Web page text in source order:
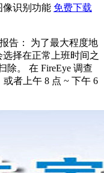
像识别功能 免费下载
告： 为了最大程度地
择在正常上班时间之
除。 在 FireEye 调查
者上午 8 点 ~ 下午 6